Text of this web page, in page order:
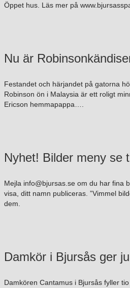
Öppet hus. Läs mer på
Nu är
Festandet och härjandet på gatorna
Robinson ön i Malaysia är ett roligt
Ericson hemmapappa….
Nyhet! Bilder meny se
Mejla info@bjursas.se om du har fina
visa, ditt namn publiceras. ”Vimmel
dem.
Damkör i Bjursås ger
Damkören Cantamus i Bjursås fyller